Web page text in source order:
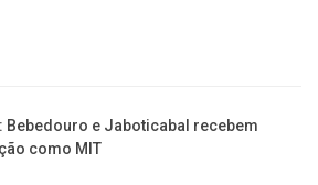
Bebedouro e Jaboticabal recebem
como MIT